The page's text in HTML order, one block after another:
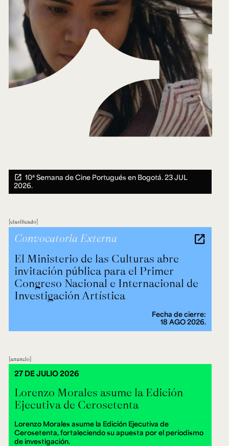
10ª Semana de Cine Portugués en Bogotá.23 JUL
2026.
clasificado
El Ministerio de las Culturas abre
invitación pública para el Primer
Congreso Nacional e Internacional de
Investigación Artística
Convocatoria Externa
Fecha de cierre:
18 AGO 2026.
anuncio
Lorenzo Morales asume la Edición
Ejecutiva de Cerosetenta
Lorenzo Morales asume la Edición Ejecutiva de
Cerosetenta, fortaleciendo su apuesta por el periodismo
de investigación.
27 DE JULIO 2026